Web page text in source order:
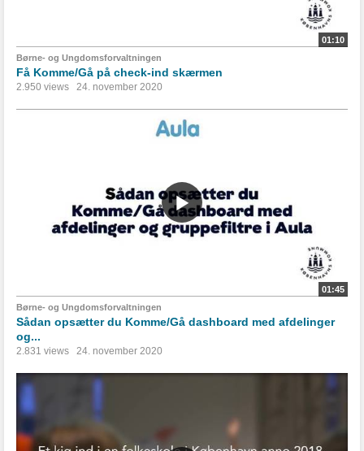
01:10
Børne- og Ungdomsforvaltningen
Få Komme/Gå på check-ind skærmen
2.950 views 24. november 2020
01:45
Børne- og Ungdomsforvaltningen
Sådan opsætter du Komme/Gå dashboard med afdelinger
og...
2.831 views 24. november 2020